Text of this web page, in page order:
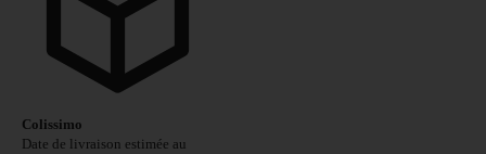
Colissimo
Date de livraison estimée au